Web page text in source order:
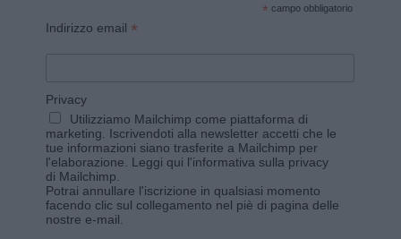
* campo obbligatorio
Indirizzo email *
Privacy
Utilizziamo Mailchimp come piattaforma di
marketing. Iscrivendoti alla newsletter accetti che le
tue informazioni siano trasferite a Mailchimp per
l'elaborazione. Leggi qui l'informativa sulla privacy
di Mailchimp
Potrai annullare l'iscrizione in qualsiasi momento
facendo clic sul collegamento nel piè di pagina delle
nostre e-mail.